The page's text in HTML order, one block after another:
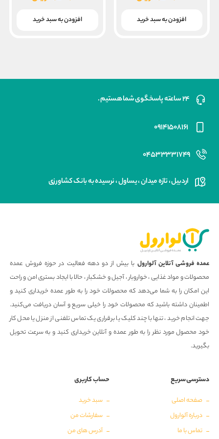
بود. فعلی
افزودن به سبد خرید
بود. فعلی
افزودن به سبد خرید
۲۴ ساعته پاسخگوی شما هستیم .
۰۹۱۴۱۵۰۸۱۶۱
۰۴۵۳۳۳۳۱۷۴۹
اردبیل ، تازه میدان ، یساول ، نرسیده به بانک کشاورزی
عمده فروشی آنلاین آلوارول با بیش از دو دهه فعالیت در حوزه فروش عمده
محصولات و مواد غذایی ، خواروبار ، آجیل و خشکبار ، حالا با ایجاد بستری امن و راحت
این امکان را به شما می‌دهد که محصولات خود را به طور عمده خریداری کنید و
اطمینان داشته باشید که محصولات خود را خیلی سریع و آسان دریافت می‌کنید.
جهت انجام خرید ، تنها با چند کلیک یا برقراری یک تماس تلفنی از منزل یا محل کار
خود محصول مورد نظر را به طور عمده و آنلاین خریداری کنید و به سرعت تحویل
بگیرید.
دسترسی سریع
صفحه اصلی
درباره آلوارول
تماس با ما
حساب کاربری
سبد خرید
سفارشات من
آدرس های من